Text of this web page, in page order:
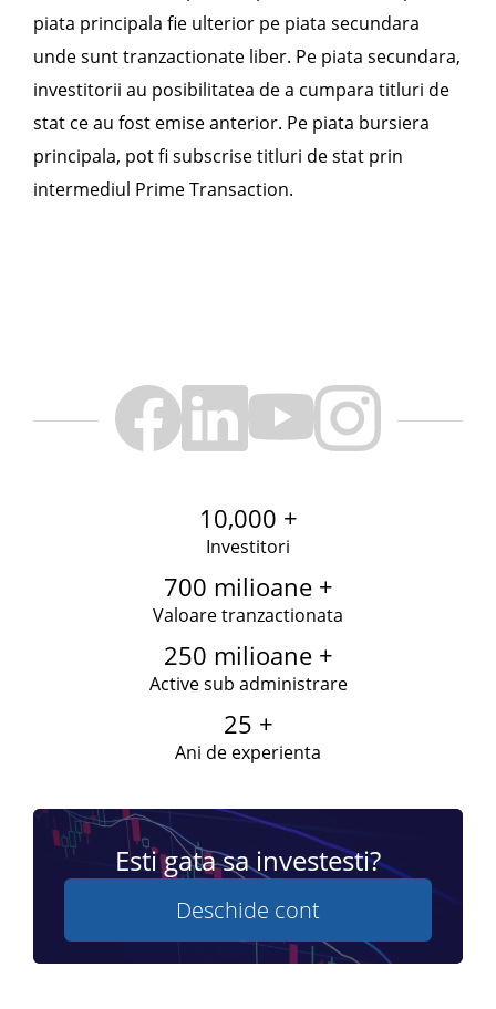
piata principala fie ulterior pe piata secundara
unde sunt tranzactionate liber. Pe piata secundara,
investitorii au posibilitatea de a cumpara titluri de
stat ce au fost emise anterior. Pe piata bursiera
principala, pot fi subscrise titluri de stat prin
intermediul Prime Transaction.
10,000 +
Investitori
700 milioane +
Valoare tranzactionata
250 milioane +
Active sub administrare
25 +
Ani de experienta
Esti gata sa investesti?
Deschide cont